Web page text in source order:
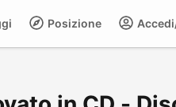
Posizione